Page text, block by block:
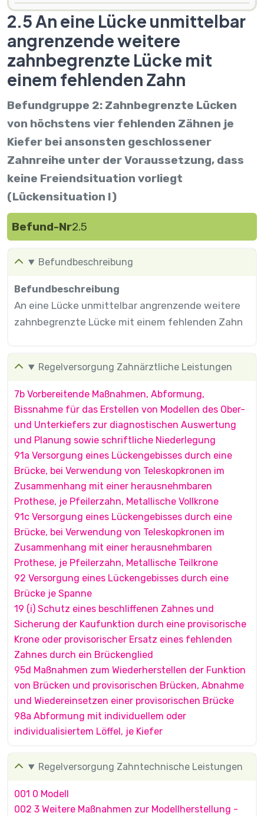
2.5 An eine Lücke unmittelbar
angrenzende weitere
zahnbegrenzte Lücke mit
einem fehlenden Zahn
Befundgruppe 2: Zahnbegrenzte Lücken
von höchstens vier fehlenden Zähnen je
Kiefer bei ansonsten geschlossener
Zahnreihe unter der Voraussetzung, dass
keine Freiendsituation vorliegt
(Lückensituation I)
Befund-Nr2.5
Befundbeschreibung
Befundbeschreibung
An eine Lücke unmittelbar angrenzende weitere
zahnbegrenzte Lücke mit einem fehlenden Zahn
Regelversorgung Zahnärztliche Leistungen
7b Vorbereitende Maßnahmen, Abformung,
Bissnahme für das Erstellen von Modellen des Ober-
und Unterkiefers zur diagnostischen Auswertung
und Planung sowie schriftliche Niederlegung
91a Versorgung eines Lückengebisses durch eine
Brücke, bei Verwendung von Teleskopkronen im
Zusammenhang mit einer herausnehmbaren
Prothese, je Pfeilerzahn, Metallische Vollkrone
91c Versorgung eines Lückengebisses durch eine
Brücke, bei Verwendung von Teleskopkronen im
Zusammenhang mit einer herausnehmbaren
Prothese, je Pfeilerzahn, Metallische Teilkrone
92 Versorgung eines Lückengebisses durch eine
Brücke je Spanne
19 (i) Schutz eines beschliffenen Zahnes und
Sicherung der Kaufunktion durch eine provisorische
Krone oder provisorischer Ersatz eines fehlenden
Zahnes durch ein Brückenglied
95d Maßnahmen zum Wiederherstellen der Funktion
von Brücken und provisorischen Brücken, Abnahme
und Wiedereinsetzen einer provisorischen Brücke
98a Abformung mit individuellem oder
individualisiertem Löffel, je Kiefer
Regelversorgung Zahntechnische Leistungen
001 0 Modell
002 3 Weitere Maßnahmen zur Modellherstellung -